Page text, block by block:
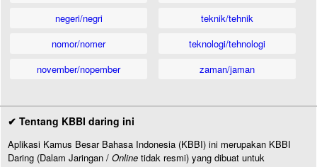
negeri/negri
nomor/nomer
november/nopember
teknik/tehnik
teknologi/tehnologi
zaman/jaman
✔ Tentang KBBI daring ini
Aplikasi Kamus Besar Bahasa Indonesia (KBBI) ini merupakan KBBI
Daring (Dalam Jaringan / Online tidak resmi) yang dibuat untuk